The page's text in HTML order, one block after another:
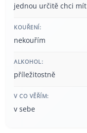
jednou určitě chci mít
KOUŘENÍ:
nekouřím
ALKOHOL:
příležitostně
V CO VĚŘÍM:
v sebe